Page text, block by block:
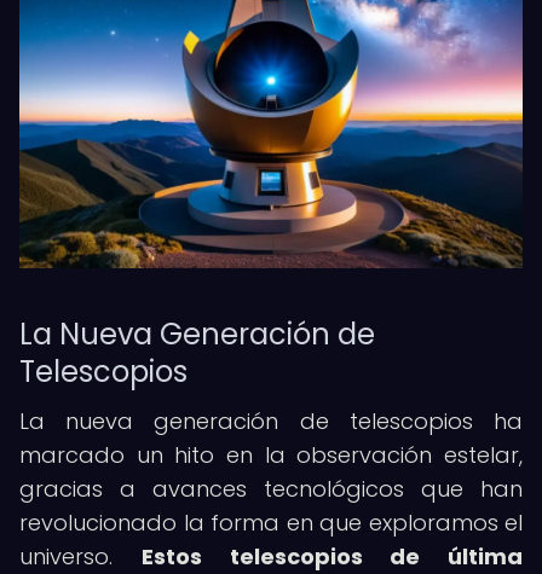
La Nueva Generación de
Telescopios
La nueva generación de telescopios ha
marcado un hito en la observación estelar,
gracias a avances tecnológicos que han
revolucionado la forma en que exploramos el
universo. Estos telescopios de última